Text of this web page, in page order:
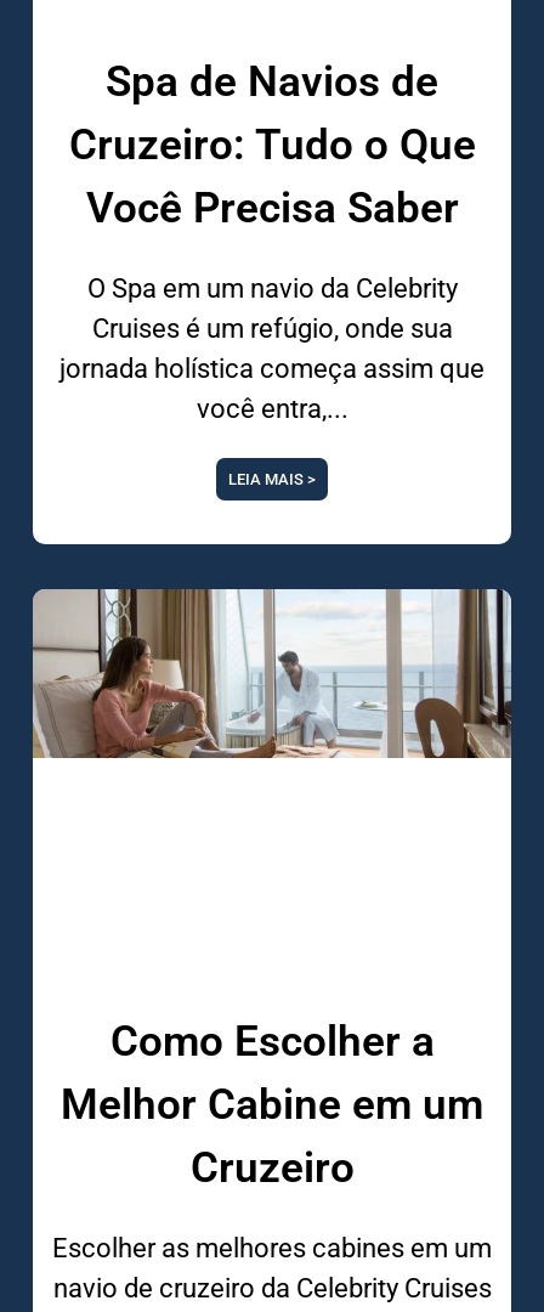
Spa de Navios de
Cruzeiro: Tudo o Que
Você Precisa Saber
O Spa em um navio da Celebrity
Cruises é um refúgio, onde sua
jornada holística começa assim que
você entra,
LEIA MAIS >
Como Escolher a
Melhor Cabine em um
Cruzeiro
Escolher as melhores cabines em um
navio de cruzeiro da Celebrity Cruises